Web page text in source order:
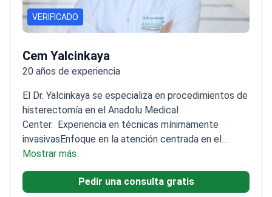
VERIFICADO
Cem Yalcinkaya
20 años de experiencia
El Dr. Yalcinkaya se especializa en procedimientos de
histerectomía en el Anadolu Medical
Center.
Experiencia en técnicas mínimamente
invasivas Enfoque en la atención centrada en el
pacienteHabilidad en cirugías ginecológicas
complejas
Mostrar más
Pedir una consulta gratis